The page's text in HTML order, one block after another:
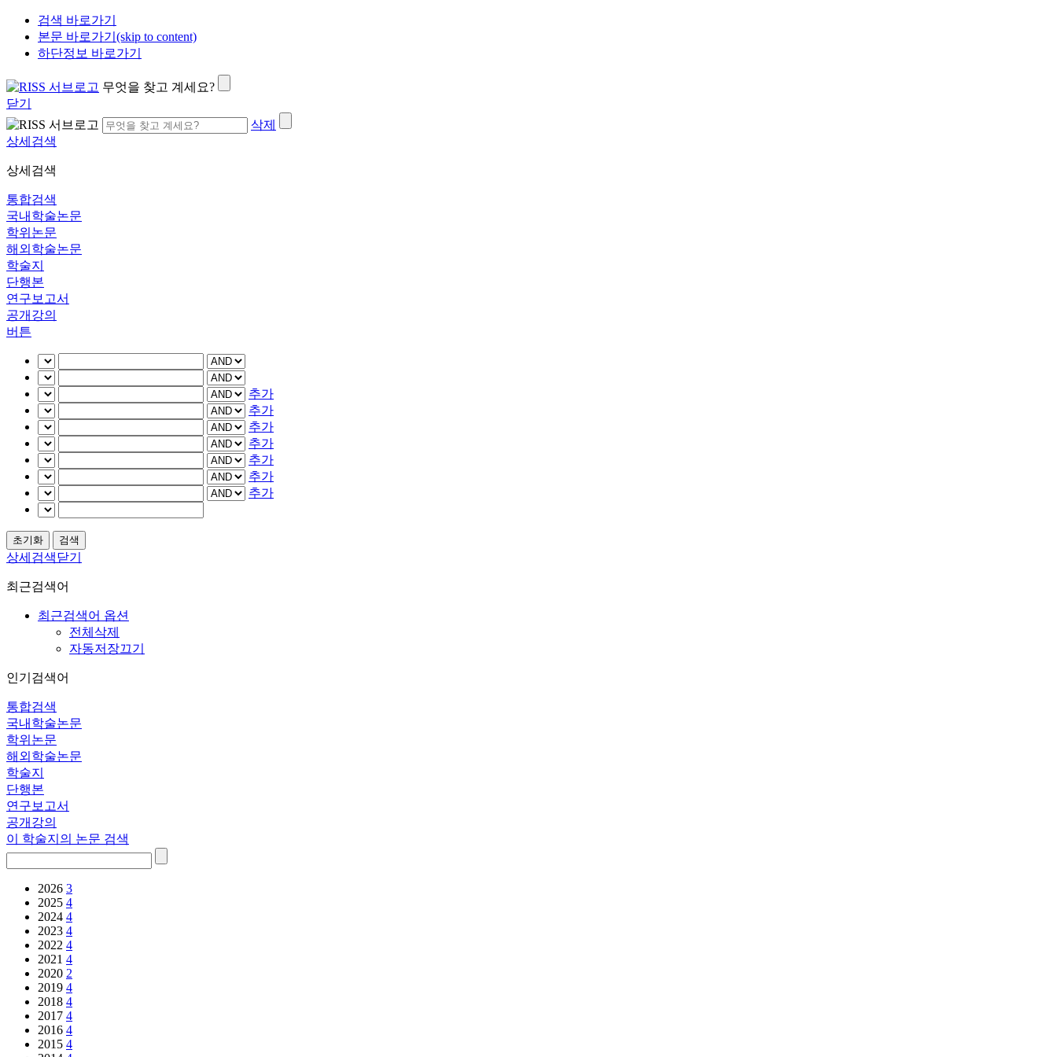
검색 바로가기
본문 바로가기(skip to content)
하단정보 바로가기
무엇을 찾고 계세요?
닫기
삭제
상세검색
상세검색
통합검색
국내학술논문
학위논문
해외학술논문
학술지
단행본
연구보고서
공개강의
버튼
추가
추가
추가
추가
추가
추가
추가
상세검색닫기
최근검색어
최근검색어 옵션
전체삭제
자동저장끄기
인기검색어
통합검색
국내학술논문
학위논문
해외학술논문
학술지
단행본
연구보고서
공개강의
이 학술지의 논문 검색
2026 3
2025 4
2024 4
2023 4
2022 4
2021 4
2020 2
2019 4
2018 4
2017 4
2016 4
2015 4